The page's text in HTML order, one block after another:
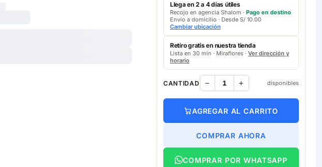
Llega en 2 a 4 días útiles
Recojo en agencia Shalom · Pago en destino
Envío a domicilio · Desde S/ 10.00
Cambiar ubicación
Retíro gratis en nuestra tienda
Lista en 30 min · Miraflores · Ver dirección y
horario
CANTIDAD disponibles
AGREGAR AL CARRITO
COMPRAR AHORA
COMPRAR POR WHATSAPP